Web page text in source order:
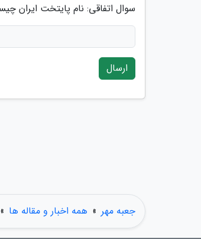
سوال اتفاقی: نام پایتخت ایران
ارسال
جعبه مهر » همه اخبار و مقاله ها »